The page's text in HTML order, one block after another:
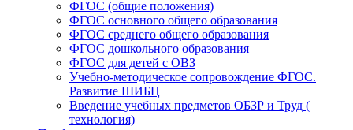
ФГОС (общие положения)
ФГОС основного общего образования
ФГОС среднего общего образования
ФГОС дошкольного образования
ФГОС для детей с ОВЗ
Учебно-методическое сопровождение ФГОС.
Развитие ШИБЦ
Введение учебных предметов ОБЗР и Труд (
технология)